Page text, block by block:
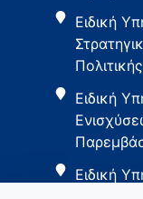
Ειδική
Πολιτικής
Ειδική
Ειδική